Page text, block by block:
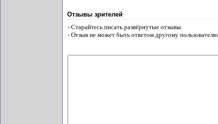
Отзывы зрителей
- Старайтесь писать развёрнутые отзывы.
- Отзыв не может быть ответом другому